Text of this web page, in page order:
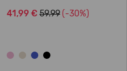
41,99 € 59.99 (-30%)